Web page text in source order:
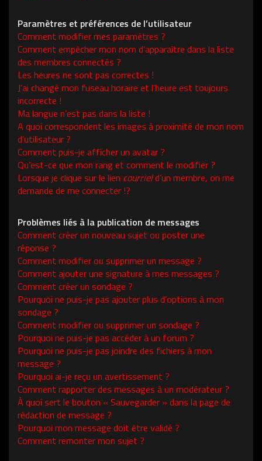
Paramètres et préférences de l’utilisateur
Comment modifier mes paramètres ?
Comment empêcher mon nom d’apparaître dans la liste
des membres connectés ?
Les heures ne sont pas correctes !
J’ai changé mon fuseau horaire et l’heure est toujours
incorrecte !
Ma langue n’est pas dans la liste !
A quoi correspondent les images à proximité de mon nom
d’utilisateur ?
Comment puis-je afficher un avatar ?
Qu’est-ce que mon rang et comment le modifier ?
Lorsque je clique sur le lien courrield’un membre, on me
demande de me connecter !?
Problèmes liés à la publication de messages
Comment créer un nouveau sujet ou poster une
réponse ?
Comment modifier ou supprimer un message ?
Comment ajouter une signature à mes messages ?
Comment créer un sondage ?
Pourquoi ne puis-je pas ajouter plus d’options à mon
sondage ?
Comment modifier ou supprimer un sondage ?
Pourquoi ne puis-je pas accéder à un forum ?
Pourquoi ne puis-je pas joindre des fichiers à mon
message ?
Pourquoi ai-je reçu un avertissement ?
Comment rapporter des messages à un modérateur ?
À quoi sert le bouton « Sauvegarder » dans la page de
rédaction de message ?
Pourquoi mon message doit être validé ?
Comment remonter mon sujet ?